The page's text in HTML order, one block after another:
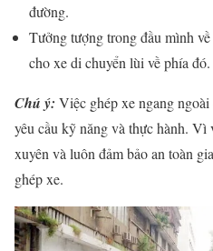
đường.
Tưởng tượng trong đầu mình
cho xe di chuyển lùi về phía đó.
Chú ý: Việc ghép xe ngang
yêu cầu kỹ năng và thực hành. Vì
xuyên và luôn đảm bảo an toàn
ghép xe.